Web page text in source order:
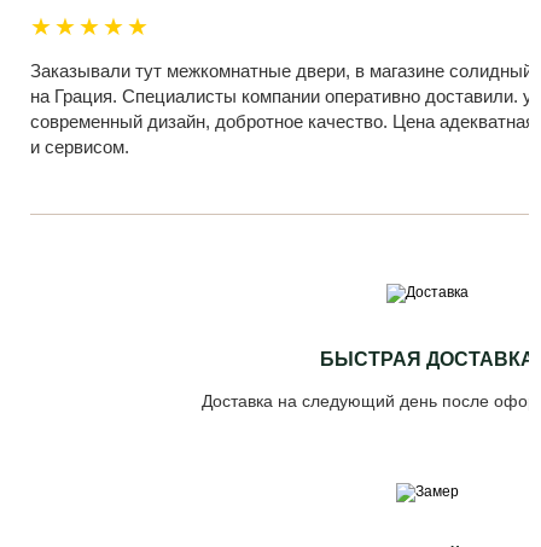
★★★★★
Заказывали тут межкомнатные двери, в магазине
на Грация. Специалисты компании оперативно доставили.
современный дизайн, добротное качество. Цена
и сервисом.
БЫСТРАЯ ДОСТАВКА
Доставка на следующий день после